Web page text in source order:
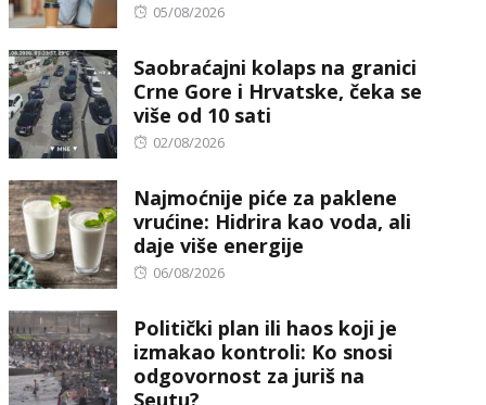
Posted
05/08/2026
Saobraćajni kolaps na granici
Crne Gore i Hrvatske, čeka se
više od 10 sati
Posted
02/08/2026
Najmoćnije piće za paklene
vrućine: Hidrira kao voda, ali
daje više energije
Posted
06/08/2026
Politički plan ili haos koji je
izmakao kontroli: Ko snosi
odgovornost za juriš na